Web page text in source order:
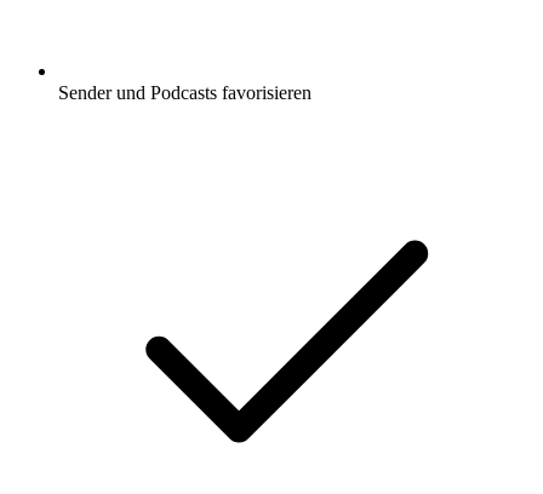
Sender und Podcasts favorisieren